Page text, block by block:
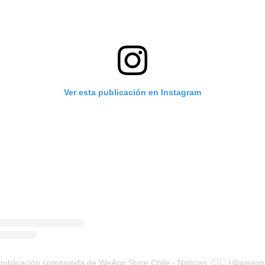
Ver esta publicación en Instagram
compartida de WeApp Store Chile - Noticias 🇨🇱